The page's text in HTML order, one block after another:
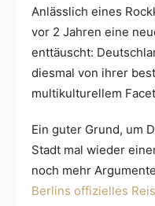
Anlässlich eines
vor 2 Jahren eine
enttäuscht:
diesmal von ihrer
multikulturellem
Ein guter Grund, um
Stadt mal wieder
noch mehr
Berlins offizielles